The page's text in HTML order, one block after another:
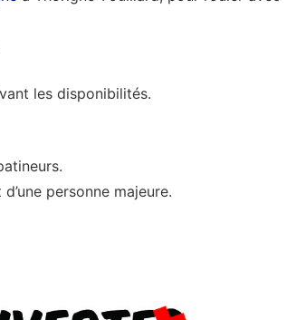
les disponibilités.
personne majeure.